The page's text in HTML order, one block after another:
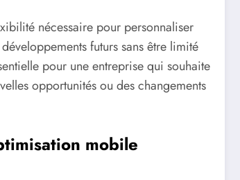
nécessaire pour personnaliser
futurs sans être limité
pour une entreprise qui souhaite
opportunités ou des changements
mobile